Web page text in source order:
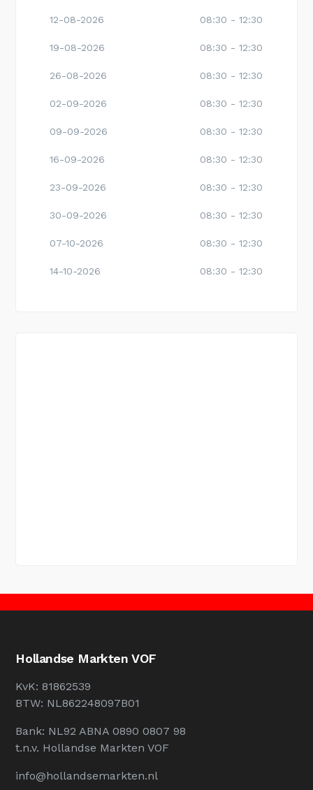
12-08-2026 08:30 - 12:30
19-08-2026 08:30 - 12:30
26-08-2026 08:30 - 12:30
02-09-2026 08:30 - 12:30
09-09-2026 08:30 - 12:30
16-09-2026 08:30 - 12:30
23-09-2026 08:30 - 12:30
30-09-2026 08:30 - 12:30
07-10-2026 08:30 - 12:30
14-10-2026 08:30 - 12:30
Hollandse Markten VOF
KvK: 81862539
BTW: NL862248097B01
Bank: NL92 ABNA 0890 0807 98
t.n.v. Hollandse Markten VOF
info@hollandsemarkten.nl